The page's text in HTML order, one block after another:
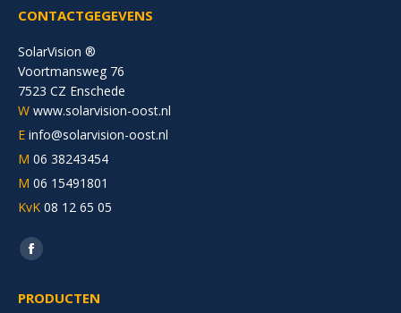
CONTACTGEGEVENS
SolarVision ®
Voortmansweg 76
7523 CZ Enschede
W www.solarvision-oost.nl
E info@solarvision-oost.nl
M 06 38243454
M 06 15491801
KvK 08 12 65 05
Vind ons op:
Facebook
opens
PRODUCTEN